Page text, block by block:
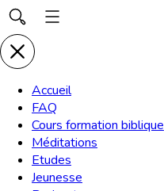
Accueil
FAQ
Cours formation biblique
Méditations
Etudes
Jeunesse